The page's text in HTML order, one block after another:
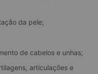
da pele;
de cabelos e unhas;
articulações e